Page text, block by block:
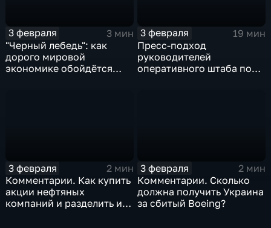
3 февраля
3 мин
"Черный лебедь": как
дорого мировой
экономике обойдётся
3 февраля
19 мин
Пресс-подход
руководителей
оперативного штаба по
3 февраля
2 мин
Комментарии. Как купить
акции нефтяных
компаний и разделить их
3 февраля
2 мин
Комментарии. Сколько
должна получить Украина
за сбитый Boeing?